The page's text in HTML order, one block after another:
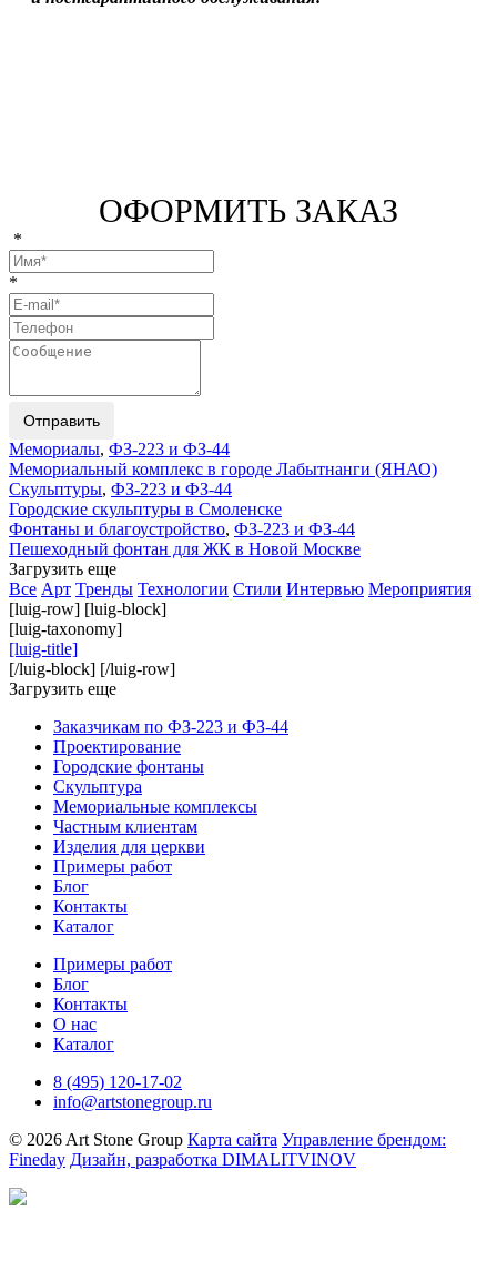
ОФОРМИТЬ ЗАКАЗ
*
*
Отправить
Мемориалы, ФЗ-223 и ФЗ-44
Мемориальный комплекс в городе Лабытнанги (ЯНАО)
Скульптуры, ФЗ-223 и ФЗ-44
Городские скульптуры в Смоленске
Фонтаны и благоустройство, ФЗ-223 и ФЗ-44
Пешеходный фонтан для ЖК в Новой Москве
Загрузить еще
Все Арт Тренды Технологии Стили Интервью Мероприятия
[luig-row] [luig-block]
[luig-taxonomy]
[luig-title]
[/luig-block] [/luig-row]
Загрузить еще
Заказчикам по ФЗ-223 и ФЗ-44
Проектирование
Городские фонтаны
Скульптура
Мемориальные комплексы
Частным клиентам
Изделия для церкви
Примеры работ
Блог
Контакты
Каталог
Примеры работ
Блог
Контакты
О нас
Каталог
8 (495) 120-17-02
info@artstonegroup.ru
© 2026 Art Stone Group Карта сайта Управление брендом:
Fineday Дизайн, разработка DIMALITVINOV